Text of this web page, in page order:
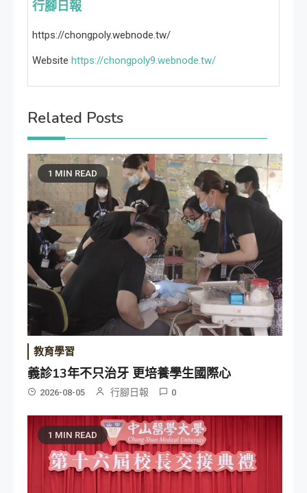
行腳日報
https://chongpoly.webnode.tw/
Website https://chongpoly9.webnode.tw/
Related Posts
1 MIN READ
教育學習
義診13年不只治牙 更培養學生國際心
2026-08-05 行腳日報 0
1 MIN READ